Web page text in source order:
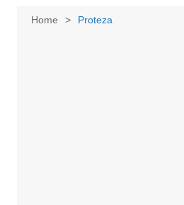
Home Proteza